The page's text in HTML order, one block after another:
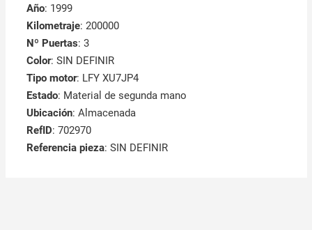
Año: 1999
Kilometraje: 200000
Nº Puertas: 3
Color: SIN DEFINIR
Tipo motor: LFY XU7JP4
Estado: Material de segunda mano
Ubicación: Almacenada
RefID: 702970
Referencia pieza: SIN DEFINIR